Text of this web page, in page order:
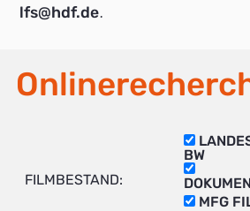
lfs@hdf.de.
FILMBESTAND:
BW
MFG